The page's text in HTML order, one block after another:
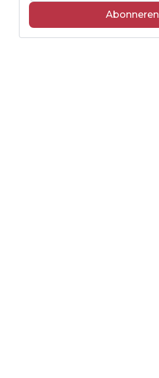
Abonneren